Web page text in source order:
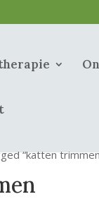
“katten